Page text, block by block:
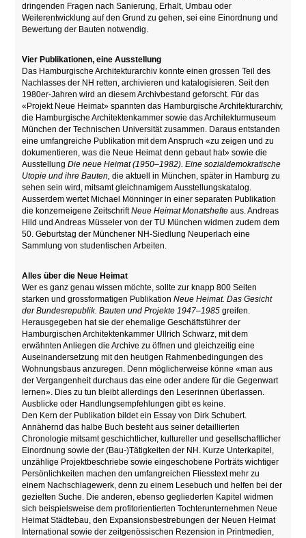
dringenden Fragen nach Sanierung, Erhalt, Umbau oder
Weiterentwicklung auf den Grund zu gehen, sei eine Einordnung und
Bewertung der Bauten notwendig.
Vier Publikationen, eine Ausstellung
Das Hamburgische Architekturarchiv konnte einen grossen Teil des
Nachlasses der NH retten, archivieren und katalogisieren. Seit den
1980er-Jahren wird an diesem Archivbestand geforscht. Für das
«Projekt Neue Heimat» spannten das Hamburgische Architekturarchiv,
die Hamburgische Architektenkammer sowie das Architekturmuseum
München der Technischen Universität zusammen. Daraus entstanden
eine umfangreiche Publikation mit dem Anspruch «zu zeigen und zu
dokumentieren, was die Neue Heimat denn gebaut hat» sowie die
AusstellungDie neue Heimat (1950–1982). Eine sozialdemokratische
Utopie und ihre Bauten,die aktuell in München, später in Hamburg zu
sehen sein wird, mitsamt gleichnamigem Ausstellungskatalog.
Ausserdem wertet Michael Mönninger in einer separaten Publikation
die konzerneigene ZeitschriftNeue Heimat Monatshefte aus. Andreas
Hild und Andreas Müsseler von der TU München widmen zudem dem
50. Geburtstag der Münchener NH-Siedlung Neuperlach eine
Sammlung von studentischen Arbeiten.
Alles über die Neue Heimat
Wer es ganz genau wissen möchte, sollte zur knapp 800 Seiten
starken und grossformatigen PublikationNeue Heimat. Das Gesicht
der Bundesrepublik. Bauten und Projekte 1947–1985greifen.
Herausgegeben hat sie der ehemalige Geschäftsführer der
Hamburgischen Architektenkammer Ullrich Schwarz, mit dem
erwähnten Anliegen die Archive zu öffnen und gleichzeitig eine
Auseinandersetzung mit den heutigen Rahmenbedingungen des
Wohnungsbaus anzuregen. Denn möglicherweise könne «man aus
der Vergangenheit durchaus das eine oder andere für die Gegenwart
lernen». Dies zu tun bleibt allerdings den Leserinnen überlassen.
Ausblicke oder Handlungsempfehlungen gibt es keine.
Den Kern der Publikation bildet ein Essay von Dirk Schubert.
Annähernd das halbe Buch besteht aus seiner detaillierten
Chronologie mitsamt geschichtlicher, kultureller und gesellschaftlicher
Einordnung sowie der (Bau-)Tätigkeiten der NH. Kurze Unterkapitel,
unzählige Projektbeschriebe sowie eingeschobene Porträts wichtiger
Persönlichkeiten machen den umfangreichen Fliesstext mehr zu
einem Nachschlagewerk, denn zu einem Lesebuch und helfen bei der
gezielten Suche. Die anderen, ebenso gegliederten Kapitel widmen
sich beispielsweise dem profitorientierten Tochterunternehmen Neue
Heimat Städtebau, den Expansionsbestrebungen der Neuen Heimat
International sowie der zeitgenössischen Rezension in Printmedien,